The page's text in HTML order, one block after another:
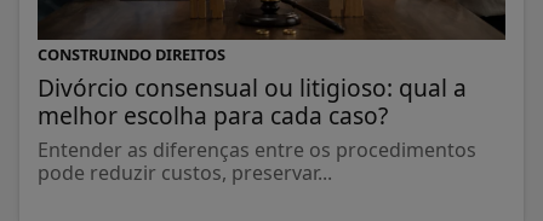
CONSTRUINDO DIREITOS
Divórcio consensual ou litigioso: qual a
melhor escolha para cada caso?
Entender as diferenças entre os procedimentos
pode reduzir custos, preservar...